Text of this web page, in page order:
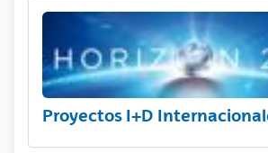
Proyectos I+D